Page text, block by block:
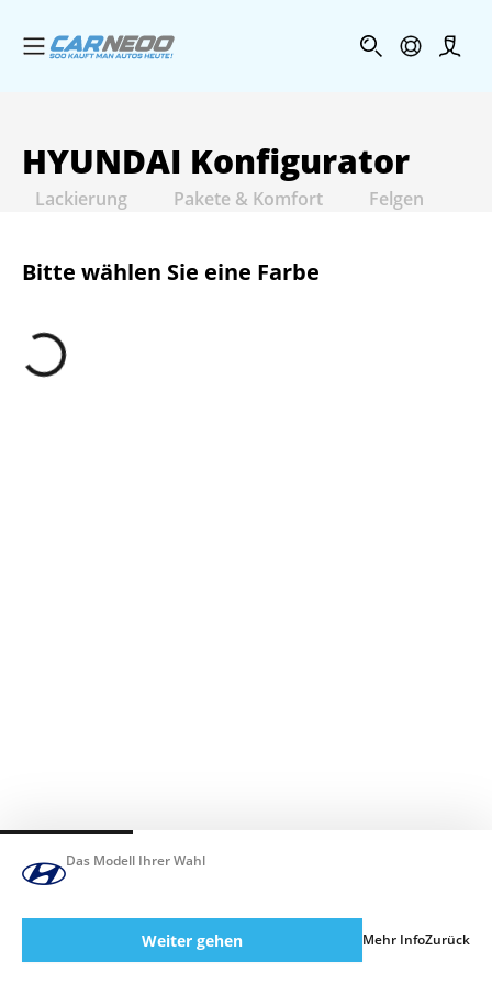
Menü öffnen
HYUNDAI Konfigurator
Lackierung Pakete & Komfort Felgen
Bitte wählen Sie eine Farbe
Das Modell Ihrer Wahl
Weiter gehen Mehr InfoZurück